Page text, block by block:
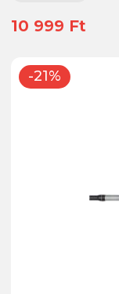
10 999 Ft
-21%